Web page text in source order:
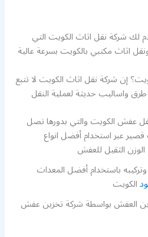
لك شركة نقل اثاث الكويت التي
اثاث مكتبي بالكويت بسرعة عالية
إن شركة نقل اثاث الكويت لا تتبع
طرق واساليب حديثة لعملية النقل
عفش الكويت والتي بدورها تصل
عبر استخدام أفضل انواع
الثقيل للعفش
باستخدام أفضل المعدات
الكويت
العفش بواسطة شركة تخزين عفش